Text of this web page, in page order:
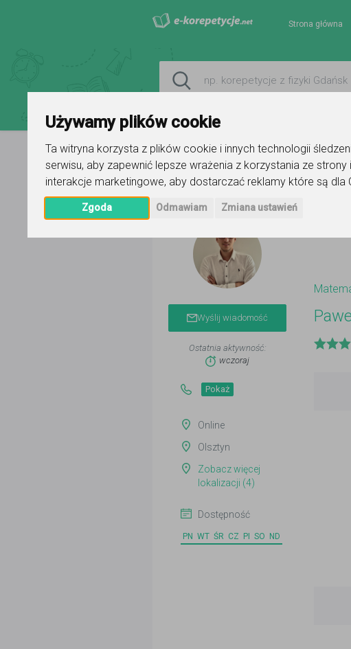
Używamy plików cookie
Ta witryna korzysta z plików cookie i innych technologii
serwisu, aby zapewnić lepsze wrażenia z korzystania ze strony
interakcje marketingowe, aby dostarczać reklamy które są dla
Zgoda Odmawiam Zmiana ustawień
Strona główna
Strona główna Paweł Ogłoszenie
Wyślij wiadomość
Ostatnia aktywność:
wczoraj
Pokaż
Online
Olsztyn
Zobacz więcej
lokalizacji (4)
Dostępność
PN WT ŚR CZ PI SO ND